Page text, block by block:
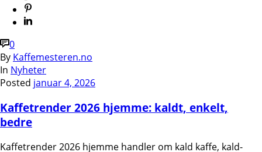
0
By Kaffemesteren.no
In Nyheter
Posted januar 4, 2026
Kaffetrender 2026 hjemme: kaldt, enkelt,
bedre
Kaffetrender 2026 hjemme handler om kald kaffe, kald-